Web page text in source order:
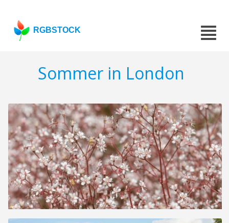
RGBSTOCK
Sommer in London